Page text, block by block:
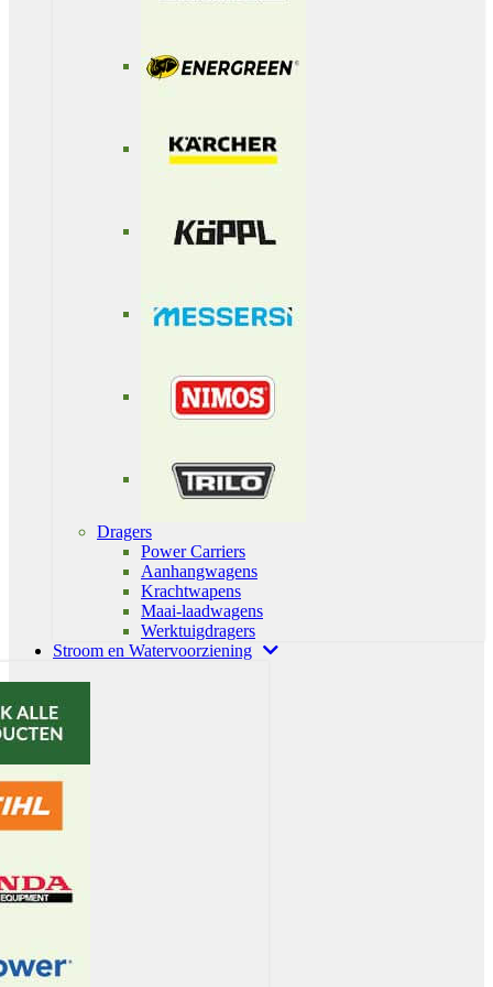
Dragers
Power Carriers
Aanhangwagens
Krachtwapens
Maai-laadwagens
Werktuigdragers
Stroom en Watervoorziening